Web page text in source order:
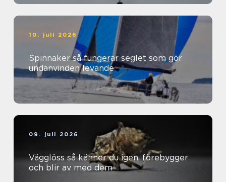
10. juli 2026
Spinnaker så fungerar seglet som gör
undanvinden levande
09. juli 2026
Vägglöss så känner du igen, förebygger
och blir av med dem